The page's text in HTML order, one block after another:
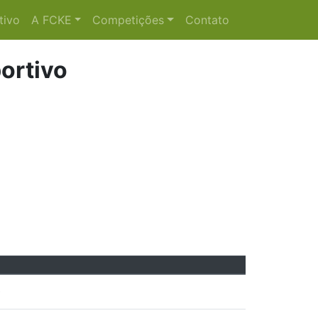
A FCKE Competições Contato